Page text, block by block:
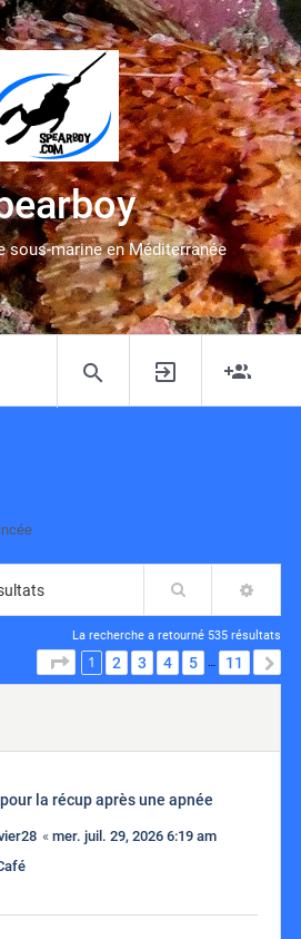
sous-marine en Méditerranée
Rechercher
La recherche a retourné 535 résultats
PAGE 1 SUR 11
1 2 3 4 5 … 11
la récup après une apnée
« mer. juil. 29, 2026 6:19 am